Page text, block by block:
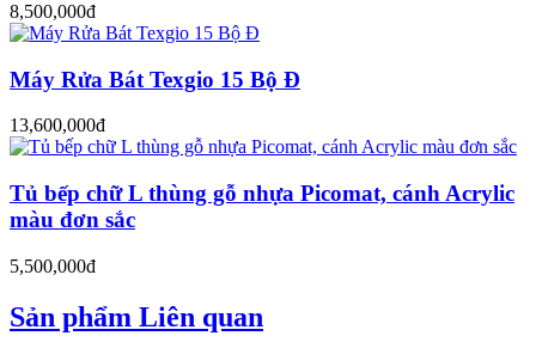
8,500,000đ
Máy Rửa Bát Texgio 15 Bộ Đ
13,600,000đ
Tủ bếp chữ L thùng gỗ nhựa Picomat, cánh Acrylic
màu đơn sắc
5,500,000đ
Sản phẩm Liên quan